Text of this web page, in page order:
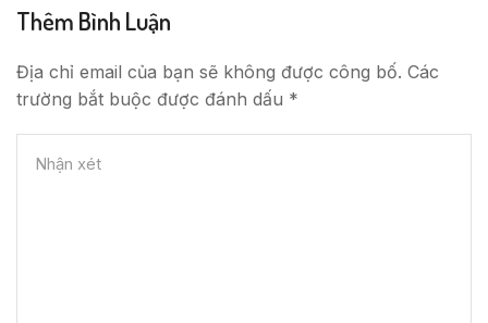
Thêm Bình Luận
Địa chỉ email của bạn sẽ không được công bố. Các
trường bắt buộc được đánh dấu *